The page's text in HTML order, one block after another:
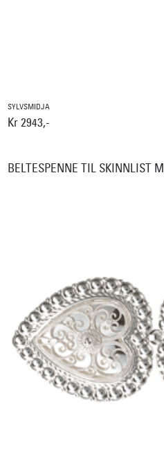
SYLVSMIDJA
Kr 2943,-
BELTESPENNE TIL SKINNLIST